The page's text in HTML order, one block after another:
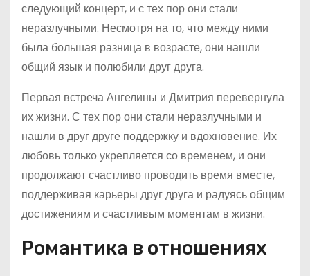
следующий концерт, и с тех пор они стали
неразлучными. Несмотря на то, что между ними
была большая разница в возрасте, они нашли
общий язык и полюбили друг друга.
Первая встреча Ангелины и Дмитрия перевернула
их жизни. С тех пор они стали неразлучными и
нашли в друг друге поддержку и вдохновение. Их
любовь только укрепляется со временем, и они
продолжают счастливо проводить время вместе,
поддерживая карьеры друг друга и радуясь общим
достижениям и счастливым моментам в жизни.
Романтика в отношениях